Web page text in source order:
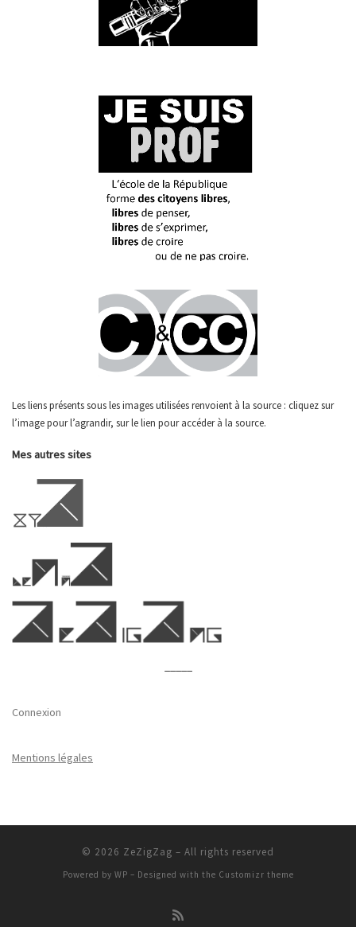
Les liens présents sous les images utilisées renvoient à la source : cliquez sur
l’image pour l’agrandir, sur le lien pour accéder à la source.
Mes autres sites
Connexion
Mentions légales
© 2026 ZeZigZag – All rights reserved
Powered by WP – Designed with the Customizr theme